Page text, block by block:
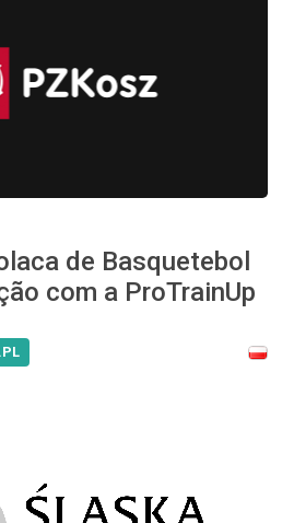
de Basquetebol
com a ProTrainUp